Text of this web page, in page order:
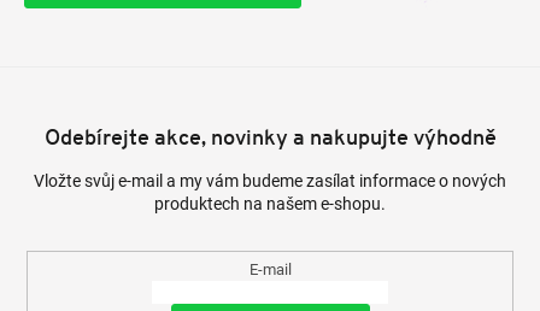
Odebírejte akce, novinky a nakupujte výhodně
Vložte svůj e-mail a my vám budeme zasílat informace o nových
produktech na našem e-shopu.
E-mail